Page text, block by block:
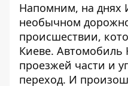
Напомним, на днях
необычном
происшествии,
Киеве. Автомобиль
проезжей части и
переход. И